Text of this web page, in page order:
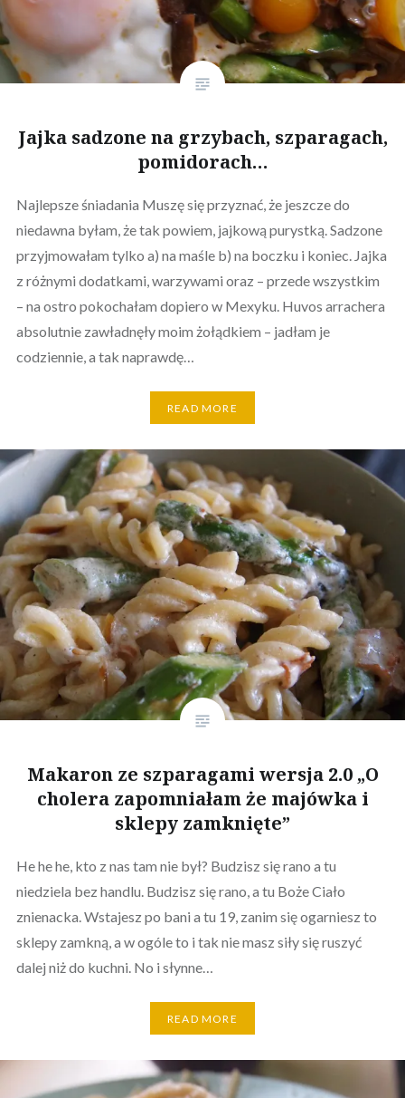
Jajka sadzone na grzybach, szparagach,
pomidorach…
Najlepsze śniadania Muszę się przyznać, że jeszcze do
niedawna byłam, że tak powiem, jajkową purystką. Sadzone
przyjmowałam tylko a) na maśle b) na boczku i koniec. Jajka
z różnymi dodatkami, warzywami oraz – przede wszystkim
– na ostro pokochałam dopiero w Mexyku. Huvos arrachera
absolutnie zawładnęły moim żołądkiem – jadłam je
codziennie, a tak naprawdę…
READ MORE
Makaron ze szparagami wersja 2.0 „O
cholera zapomniałam że majówka i
sklepy zamknięte”
He he he, kto z nas tam nie był? Budzisz się rano a tu
niedziela bez handlu. Budzisz się rano, a tu Boże Ciało
znienacka. Wstajesz po bani a tu 19, zanim się ogarniesz to
sklepy zamkną, a w ogóle to i tak nie masz siły się ruszyć
dalej niż do kuchni. No i słynne…
READ MORE